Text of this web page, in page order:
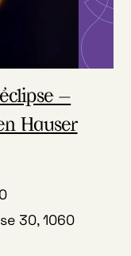
–
Hauser
30, 1060